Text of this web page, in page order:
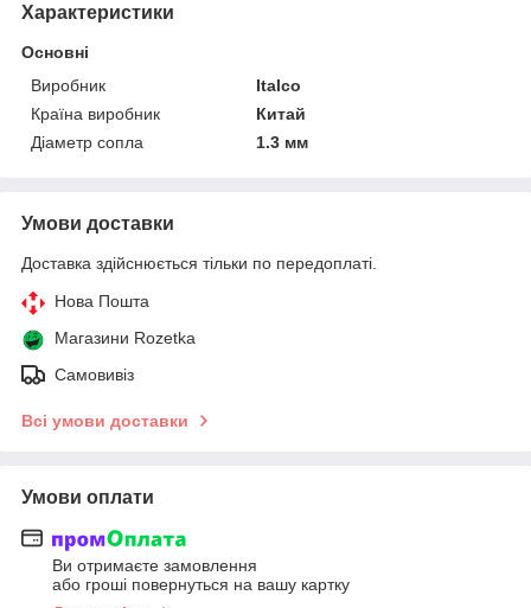
Характеристики
Основні
Виробник
Italco
Країна виробник
Китай
Діаметр сопла
1.3 мм
Умови доставки
Доставка здійснюється тільки по передоплаті.
Нова Пошта
Магазини Rozetka
Самовивіз
Всі умови доставки
Умови оплати
Ви отримаєте замовлення
або гроші повернуться на вашу картку